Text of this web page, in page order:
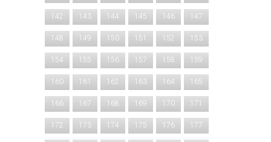
142 143 144 145 146 147
148 149 150 151 152 153
154 155 156 157 158 159
160 161 162 163 164 165
166 167 168 169 170 171
172 173 174 175 176 177